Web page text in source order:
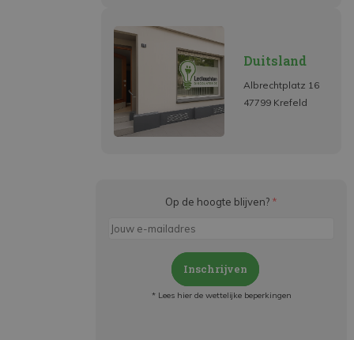
Duitsland
Albrechtplatz 16
47799 Krefeld
Op de hoogte blijven? *
Inschrijven
* Lees hier de wettelijke beperkingen